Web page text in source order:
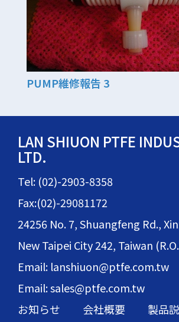
PUMP維修報告 3
LAN SHIUON PTFE
LTD.
Tel: (02)-2903-8358
Fax:(02)-29081172
24256 No. 7, Shuangfeng Rd.,
New Taipei City 242, Taiwan
Email: lanshiuon@ptfe.com.tw
Email: sales@ptfe.com.tw
お知らせ
会社概要
製品